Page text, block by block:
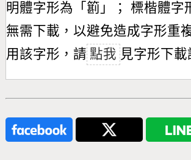
明體字形為「 䉇 」； 標楷體字
無需下載，以避免造成字形重
用該字形，請 點我 見字形下載